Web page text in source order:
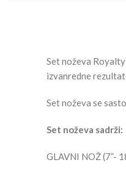
Set noževa
izvanredne
Set noževa se
Set noževa sadrži:
GLAVNI NOŽ (7”-